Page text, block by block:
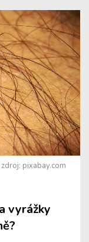
zdroj: pixabay.com
vyrážky